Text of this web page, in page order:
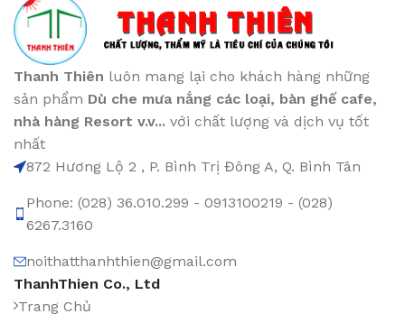
Thanh Thiên luôn mang lại cho khách hàng những
sản phẩm Dù che mưa nắng các loại, bàn ghế cafe,
nhà hàng Resort v.v... với chất lượng và dịch vụ tốt
nhất
872 Hương Lộ 2 , P. Bình Trị Đông A, Q. Bình Tân
Phone: (028) 36.010.299 - 0913100219 - (028)
6267.3160
noithatthanhthien@gmail.com
ThanhThien Co., Ltd
Trang Chủ